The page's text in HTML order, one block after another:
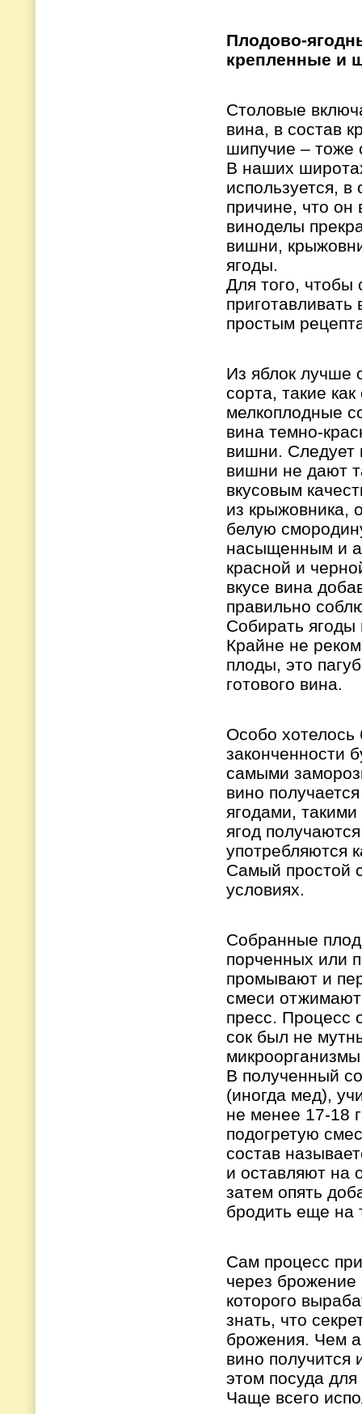
Плодово-
крепленные и
Столовые
вина, в состав
шипучие – тоже
В наших
используется,
причине, что он
виноделы
вишни,
ягоды.
Для того, чтобы
простым
Из яблок лучше
сорта, такие
мелкоплодные
вина темно-
вишни. Следует
вишни не дают
вкусовым
из крыжовника,
белую
насыщенным и
красной и
вкусе вина
правильно
Собирать ягоды
Крайне не
плоды, это
готового вина.
Особо хотелось
законченности
самыми
вино
ягодами,
ягод
употребляются
Самый простой
условиях.
Собранные
порченных или
промывают и
смеси
пресс. Процесс
сок был не
В полученный
(иногда мед),
не менее 17-18
подогретую
состав
и оставляют на
затем опять
бродить еще на
Сам процесс
через брожение
которого
знать, что
брожения. Чем
вино получится
этом посуда
Чаще всего